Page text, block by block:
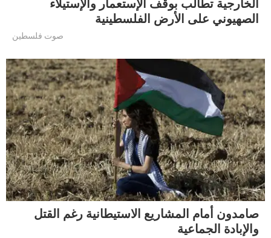
الصهيوني على الأرض الفلسطينية
صوت فلسطين
صامدون أمام المشاريع الاستيطانية رغم القتل
والإبادة الجماعية